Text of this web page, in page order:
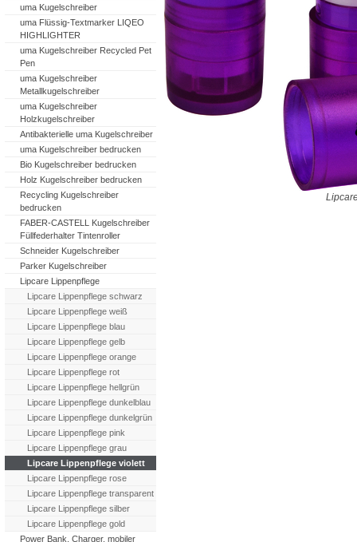
uma Kugelschreiber
uma Flüssig-Textmarker LIQEO
HIGHLIGHTER
uma Kugelschreiber Recycled Pet
Pen
uma Kugelschreiber
Metallkugelschreiber
uma Kugelschreiber
Holzkugelschreiber
Antibakterielle uma Kugelschreiber
uma Kugelschreiber bedrucken
Bio Kugelschreiber bedrucken
Holz Kugelschreiber bedrucken
Recycling Kugelschreiber
bedrucken
FABER-CASTELL Kugelschreiber
Füllfederhalter Tintenroller
Schneider Kugelschreiber
Parker Kugelschreiber
Lipcare Lippenpflege
Lipcare Lippenpflege schwarz
Lipcare Lippenpflege weiß
Lipcare Lippenpflege blau
Lipcare Lippenpflege gelb
Lipcare Lippenpflege orange
Lipcare Lippenpflege rot
Lipcare Lippenpflege hellgrün
Lipcare Lippenpflege dunkelblau
Lipcare Lippenpflege dunkelgrün
Lipcare Lippenpflege pink
Lipcare Lippenpflege grau
Lipcare Lippenpflege violett
Lipcare Lippenpflege rose
Lipcare Lippenpflege transparent
Lipcare Lippenpflege silber
Lipcare Lippenpflege gold
Power Bank, Charger, mobiler